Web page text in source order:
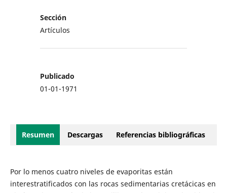
Sección
Artículos
Publicado
01-01-1971
Resumen Descargas Referencias bibliográficas
Por lo menos cuatro niveles de evaporitas están
interestratificados con las rocas sedimentarias cretácicas en